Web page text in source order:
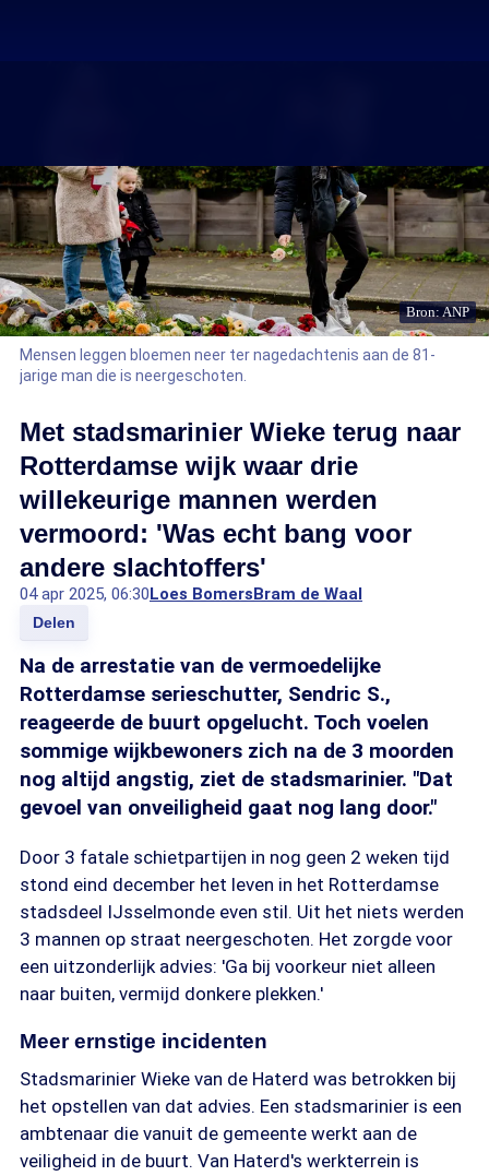
Bron: ANP
Mensen leggen bloemen neer ter nagedachtenis aan de 81-
jarige man die is neergeschoten.
Met stadsmarinier Wieke terug naar
Rotterdamse wijk waar drie
willekeurige mannen werden
vermoord: 'Was echt bang voor
andere slachtoffers'
04 apr 2025, 06:30Loes BomersBram de Waal
Delen
Na de arrestatie van de vermoedelijke
Rotterdamse serieschutter, Sendric S.,
reageerde de buurt opgelucht. Toch voelen
sommige wijkbewoners zich na de 3 moorden
nog altijd angstig, ziet de stadsmarinier. "Dat
gevoel van onveiligheid gaat nog lang door."
Door 3 fatale schietpartijen in nog geen 2 weken tijd
stond eind december het leven in het Rotterdamse
stadsdeel IJsselmonde even stil. Uit het niets werden
3 mannen op straat neergeschoten. Het zorgde voor
een uitzonderlijk advies: 'Ga bij voorkeur niet alleen
naar buiten, vermijd donkere plekken.'
Meer ernstige incidenten
Stadsmarinier Wieke van de Haterd was betrokken bij
het opstellen van dat advies. Een stadsmarinier is een
ambtenaar die vanuit de gemeente werkt aan de
veiligheid in de buurt. Van Haterd's werkterrein is